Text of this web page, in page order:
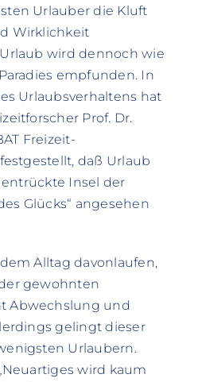
Urlauber die Kluft
Wirklichkeit
wird dennoch wie
empfunden. In
Urlaubsverhaltens hat
Prof. Dr.
Freizeit-
daß Urlaub
entrückte Insel der
Glücks“ angesehen
Alltag davonlaufen,
gewohnten
Abwechslung und
gelingt dieser
Urlaubern.
wird kaum